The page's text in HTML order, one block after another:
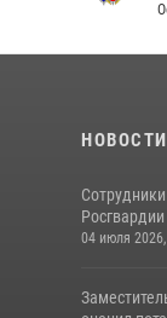
НОВОСТИ
04 июля